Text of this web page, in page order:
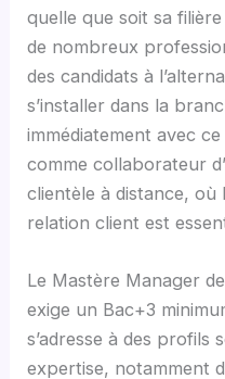
quelle que soit sa
de nombreux
des candidats à
s’installer dans la
immédiatement avec
comme collaborateur
clientèle à distance, où
relation client est
Le Mastère Manager
exige un Bac+3
s’adresse à des
expertise, notamment